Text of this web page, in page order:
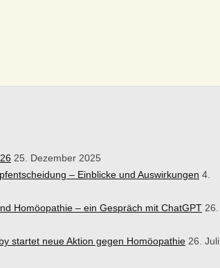
25. Dezember 2025
– Einblicke und Auswirkungen 4.
Homöopathie – ein Gespräch mit ChatGPT 26.
startet neue Aktion gegen Homöopathie 26. Juli